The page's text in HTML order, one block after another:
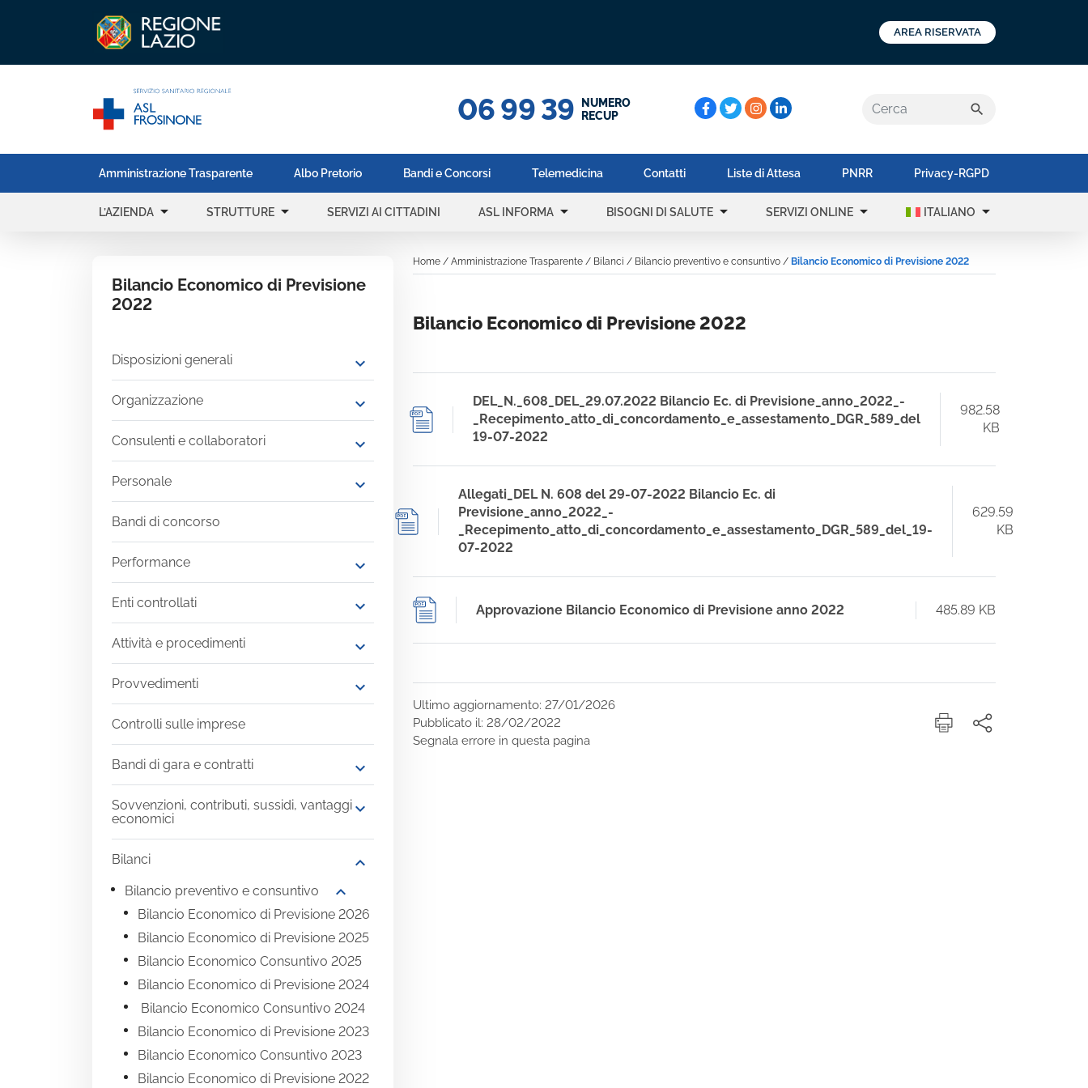
AREA RISERVATA
06 99 39
NUMERO
RECUP
Cerca: search
Amministrazione Trasparente Albo Pretorio Bandi e Concorsi Telemedicina Contatti Liste di Attesa PNRR Privacy-RGPD
L’AZIENDA arrow_drop_down STRUTTURE arrow_drop_down SERVIZI AI CITTADINI ASL INFORMA arrow_drop_down BISOGNI DI SALUTE arrow_drop_down SERVIZI ONLINE arrow_drop_down ITALIANO arrow_drop_down
Bilancio Economico di Previsione
2022
Disposizioni generali expand_more
Organizzazione expand_more
Consulenti e collaboratori expand_more
Personale expand_more
Bandi di concorso
Performance expand_more
Enti controllati expand_more
Attività e procedimenti expand_more
Provvedimenti expand_more
Controlli sulle imprese
Bandi di gara e contratti expand_more
Sovvenzioni, contributi, sussidi, vantaggi
economici
expand_more
Bilanci expand_more
Bilancio preventivo e consuntivo expand_more
Bilancio Economico di Previsione 2026
Bilancio Economico di Previsione 2025
Bilancio Economico Consuntivo 2025
Bilancio Economico di Previsione 2024
Bilancio Economico Consuntivo 2024
Bilancio Economico di Previsione 2023
Bilancio Economico Consuntivo 2023
Bilancio Economico di Previsione 2022
Home / Amministrazione Trasparente / Bilanci / Bilancio preventivo e consuntivo / Bilancio Economico di Previsione 2022
Bilancio Economico di Previsione 2022
DEL_N._608_DEL_29.07.2022 Bilancio Ec. di Previsione_anno_2022_-
_Recepimento_atto_di_concordamento_e_assestamento_DGR_589_del
19-07-2022
982.58
KB
Allegati_DEL N. 608 del 29-07-2022 Bilancio Ec. di
Previsione_anno_2022_-
_Recepimento_atto_di_concordamento_e_assestamento_DGR_589_del_19-
07-2022
629.59
KB
Approvazione Bilancio Economico di Previsione anno 2022 485.89 KB
Ultimo aggiornamento: 27/01/2026
Pubblicato il: 28/02/2022
Segnala errore in questa pagina